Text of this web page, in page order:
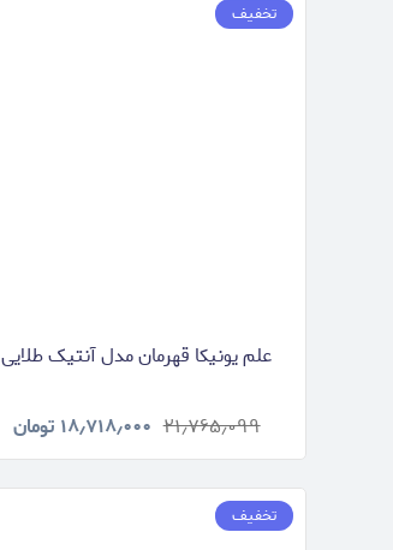
تخفیف
علم یونیکا قهرمان مدل آنتیک طلایی
۲۱٫۷۶۵٫۰۹۹ ۱۸٫۷۱۸٫۰۰۰ تومان
تخفیف